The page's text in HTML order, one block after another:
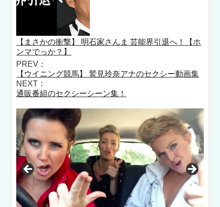
【まさかの衝撃】 明石家さんま 芸能界引退へ！【ホ
ンマでっか？】
PREV：
【ウイニング競馬】 鷲見玲奈アナのセクシー動画集
NEXT：
通販番組のセクシーシーン集！